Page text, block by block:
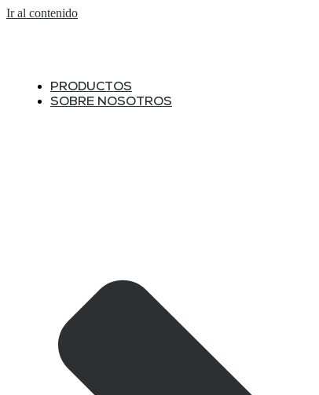
Ir al contenido
PRODUCTOS
SOBRE NOSOTROS